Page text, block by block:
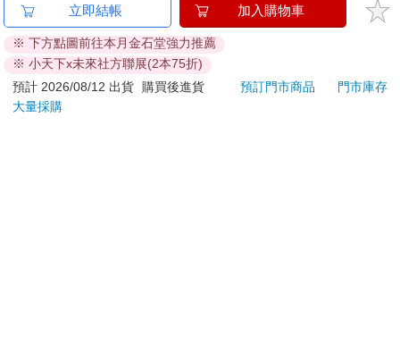
金石堂及銀行均不會請您操作ATM! 如接獲電話要求您前往
ATM提款機，請不要聽從指示，以免受騙上當！
退換貨須知：
**提醒您，鑑賞期不等於試用期，退回商品須為全新狀態**
依據「消費者保護法」第19條及行政院消費者保護處公告之
立即結帳 加入購物車
※ 下方點圖前往本月金石堂強力推薦
※ 小天下x未來社方聯展(2本75折)
預計 2026/08/12 出貨
購買後進貨 預訂門市商品
門市庫存
大量採購